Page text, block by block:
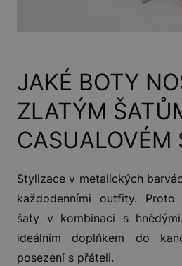
JAKÉ BOTY
ZLATÝM
CASUALOVÉM
Stylizace v metalických
každodenními outfity.
šaty v kombinaci s
ideálním doplňkem do
posezení s přáteli.